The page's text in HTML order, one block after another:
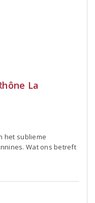
La
het sublieme
Wat ons betreft